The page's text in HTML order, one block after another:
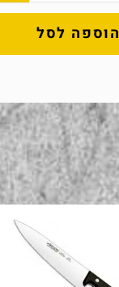
הוספה לסל